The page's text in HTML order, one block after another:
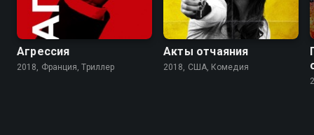
3.6
Агрессия
2018, Франция, Триллер
5.6
Акты отчаяния
2018, США, Комедия